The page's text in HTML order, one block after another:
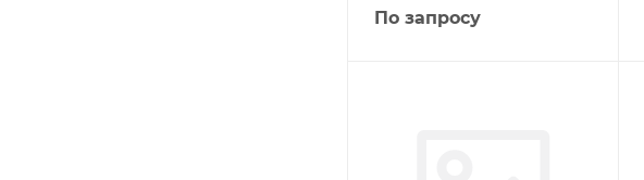
По запросу